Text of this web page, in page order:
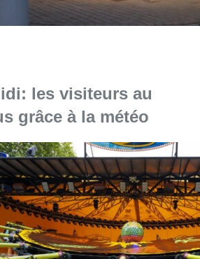
l'article "Foire du Midi: les